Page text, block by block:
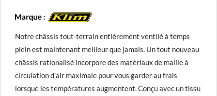
Notre châssis tout-terrain entièrement ventilé à temps
plein est maintenant meilleur que jamais. Un tout nouveau
châssis rationalisé incorpore des matériaux de maille à
circulation d’air maximale pour vous garder au frais
lorsque les températures augmentent. Conçu avec un tissu